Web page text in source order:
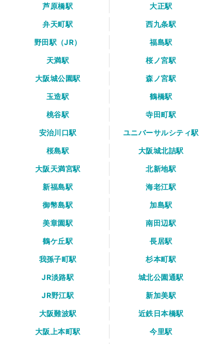
芦原橋駅
大正駅
弁天町駅
西九条駅
野田駅（JR）
福島駅
天満駅
桜ノ宮駅
大阪城公園駅
森ノ宮駅
玉造駅
鶴橋駅
桃谷駅
寺田町駅
安治川口駅
ユニバーサルシティ駅
桜島駅
大阪城北詰駅
大阪天満宮駅
北新地駅
新福島駅
海老江駅
御幣島駅
加島駅
美章園駅
南田辺駅
鶴ケ丘駅
長居駅
我孫子町駅
杉本町駅
JR淡路駅
城北公園通駅
JR野江駅
新加美駅
大阪難波駅
近鉄日本橋駅
大阪上本町駅
今里駅